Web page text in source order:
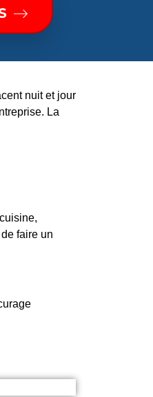
nuit et jour
La
faire un